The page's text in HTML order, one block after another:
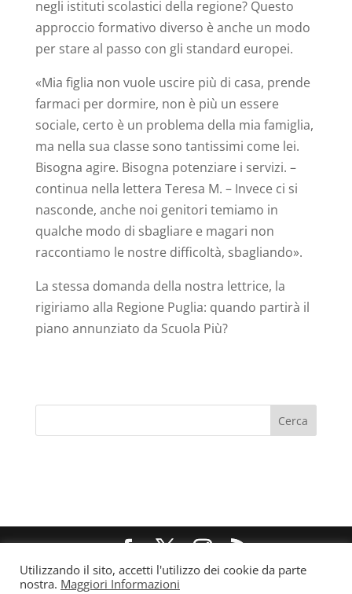
negli istituti scolastici della regione? Questo
approccio formativo diverso è anche un modo
per stare al passo con gli standard europei.
«Mia figlia non vuole uscire più di casa, prende
farmaci per dormire, non è più un essere
sociale, certo è un problema della mia famiglia,
ma nella sua classe sono tantissimi come lei.
Bisogna agire. Bisogna potenziare i servizi. –
continua nella lettera Teresa M. – Invece ci si
nasconde, anche noi genitori temiamo in
qualche modo di sbagliare e magari non
raccontiamo le nostre difficoltà, sbagliando».
La stessa domanda della nostra lettrice, la
rigiriamo alla Regione Puglia: quando partirà il
piano annunziato da Scuola Più?
@ 2021 Forum Famiglie Puglia - P.IVA/C.F
Utilizzando il sito, accetti l'utilizzo dei cookie da parte
nostra. Maggiori Informazioni